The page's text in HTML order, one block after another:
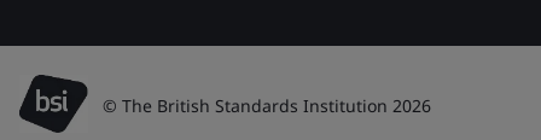
© The British Standards Institution 2026